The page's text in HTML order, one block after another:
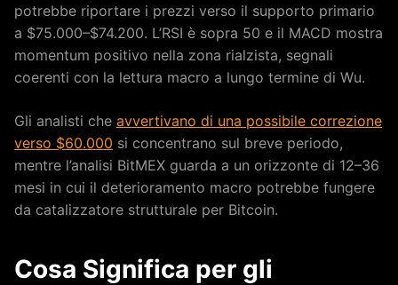
potrebbe riportare i prezzi verso il supporto primario
a $75.000–$74.200. L’RSI è sopra 50 e il MACD mostra
momentum positivo nella zona rialzista, segnali
coerenti con la lettura macro a lungo termine di Wu.
Gli analisti che avvertivano di una possibile correzione
verso $60.000 si concentrano sul breve periodo,
mentre l’analisi BitMEX guarda a un orizzonte di 12–36
mesi in cui il deterioramento macro potrebbe fungere
da catalizzatore strutturale per Bitcoin.
Cosa Significa per gli